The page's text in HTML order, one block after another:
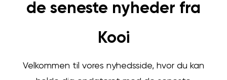
de seneste nyheder fra
Kooi
Velkommen til vores nyhedsside, hvor du kan